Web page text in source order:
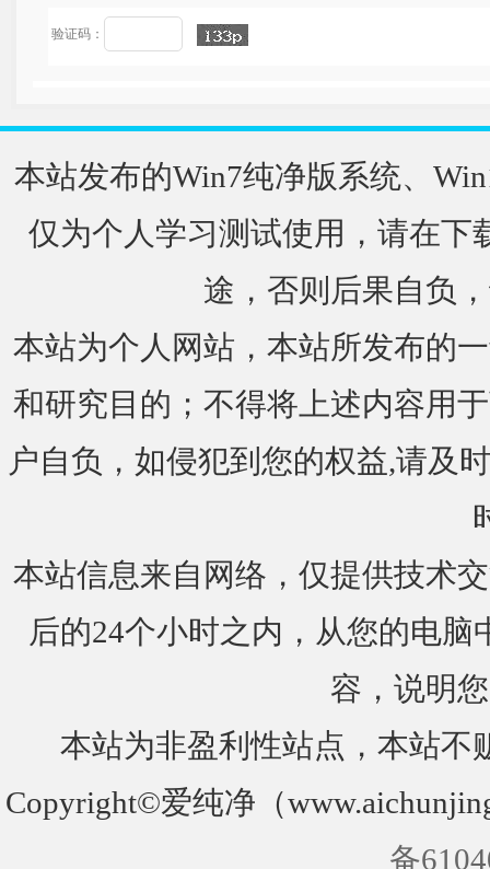
验证码：
本站发布的Win7纯净版系统、
仅为个人学习测试使用，请在下
途，否则后果自负
本站为个人网站，本站所发布的
和研究目的；不得将上述内容用
户自负，如侵犯到您的权益,请及
本站信息来自网络，仅提供技术
后的24个小时之内，从您的电
容，说明
本站为非盈利性站点，本站不
Copyright©爱纯净（
备